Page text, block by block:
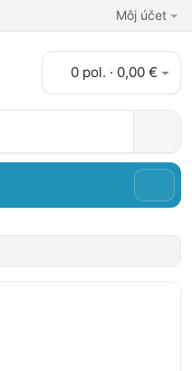
Môj účet
0 pol. · 0,00 €